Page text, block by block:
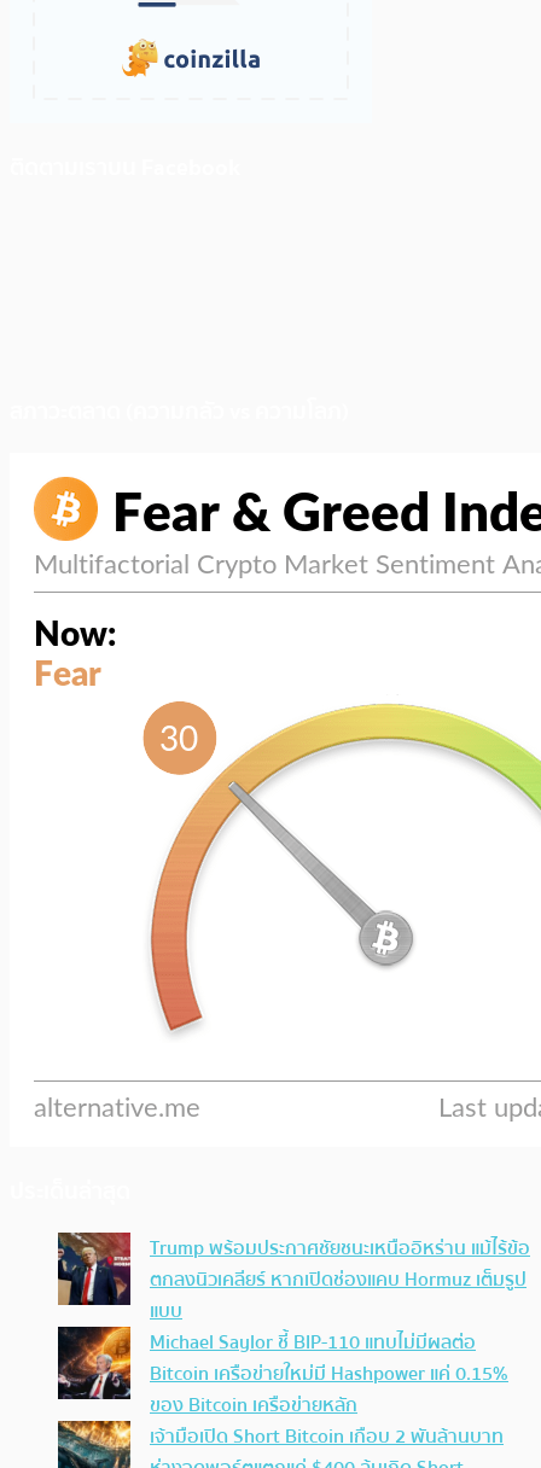
Trump พร้อมประกาศชัยชนะเหนืออิหร่าน แม้ไร้ข้อ
ตกลงนิวเคลียร์ หากเปิดช่องแคบ Hormuz เต็มรูป
แบบ
Michael Saylor ชี้ BIP-110 แทบไม่มีผลต่อ
Bitcoin เครือข่ายใหม่มี Hashpower แค่ 0.15%
ของ Bitcoin เครือข่ายหลัก
เจ้ามือเปิด Short Bitcoin เกือบ 2 พันล้านบาท